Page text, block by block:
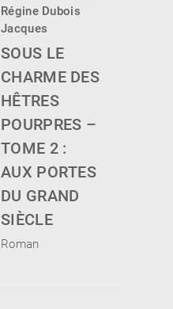
Régine Dubois
Jacques
SOUS LE
CHARME DES
HÊTRES
POURPRES –
TOME 2 :
AUX PORTES
DU GRAND
SIÈCLE
Roman